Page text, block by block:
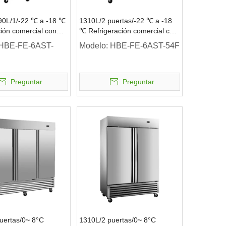
1/-22 ℃ a -18 ℃
comercial con
para
vertical
FE-6AST-
Preguntar
1310L/2 puertas/-22 ℃ a -18
℃ Refrigeración comercial con
congelador vertical
Modelo: HBE-FE-6AST-54F
Preguntar
0~ 8°C 1310L/2 puertas/0~ 8°C